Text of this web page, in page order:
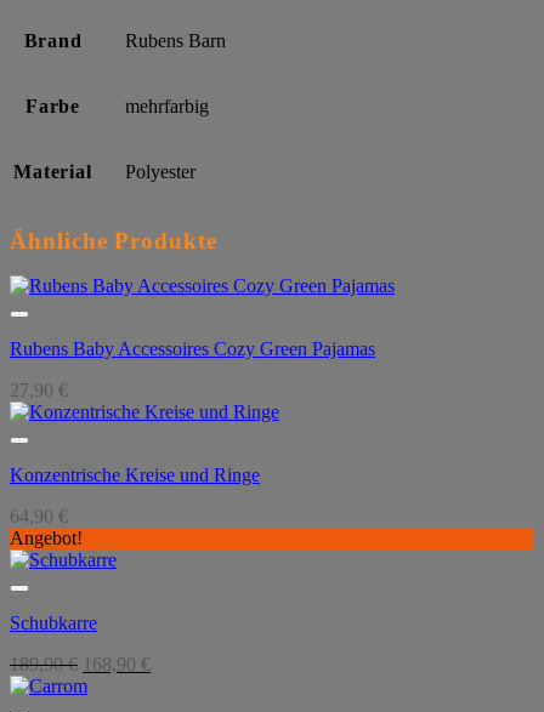
Brand Rubens Barn
Farbe mehrfarbig
Material Polyester
Ähnliche Produkte
Rubens Baby Accessoires Cozy Green Pajamas
27,90 €
Konzentrische Kreise und Ringe
64,90 €
Angebot!
Schubkarre
189,90€ Ursprünglicher
Preis
168,90 €Aktueller